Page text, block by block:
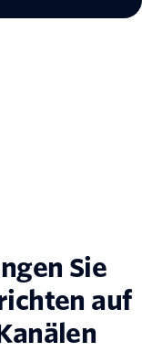
Sie
auf